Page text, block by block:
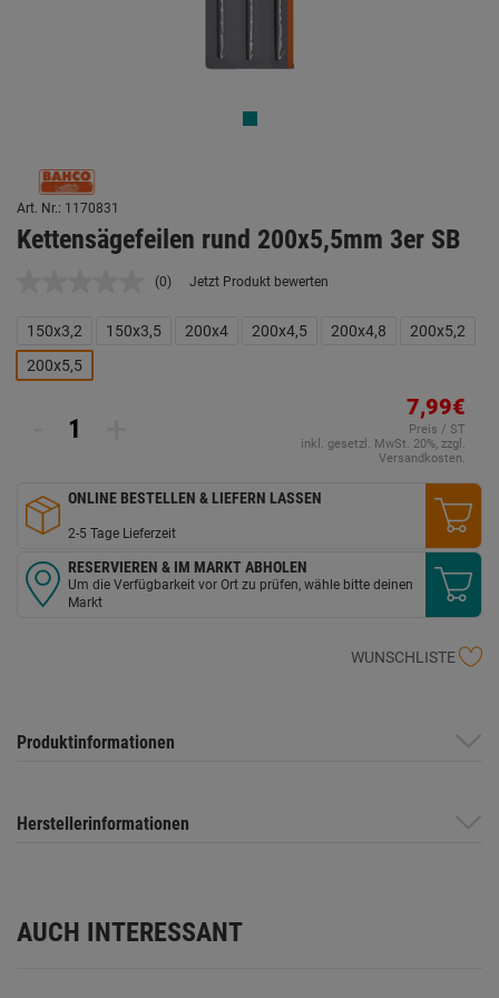
Art. Nr.: 1170831
Kettensägefeilen rund 200x5,5mm 3er SB
Kein
Link
auf
(0) Jetzt Produkt bewerten
150x3,2 150x3,5 200x4 200x4,5 200x4,8
200x5,2
200x5,5
7,99€
Preis / ST
inkl. gesetzl. MwSt. 20%, zzgl.
Versandkosten.
ONLINE BESTELLEN & LIEFERN LASSEN
2-5 Tage Lieferzeit
RESERVIEREN & IM MARKT ABHOLEN
Um die Verfügbarkeit vor Ort zu prüfen, wähle bitte deinen
Markt
WUNSCHLISTE
Produktinformationen
Herstellerinformationen
AUCH INTERESSANT